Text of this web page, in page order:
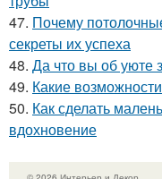
47. Почему
секреты их успеха
48. Да что вы об уюте
49. Какие
50. Как сделать
вдохновение